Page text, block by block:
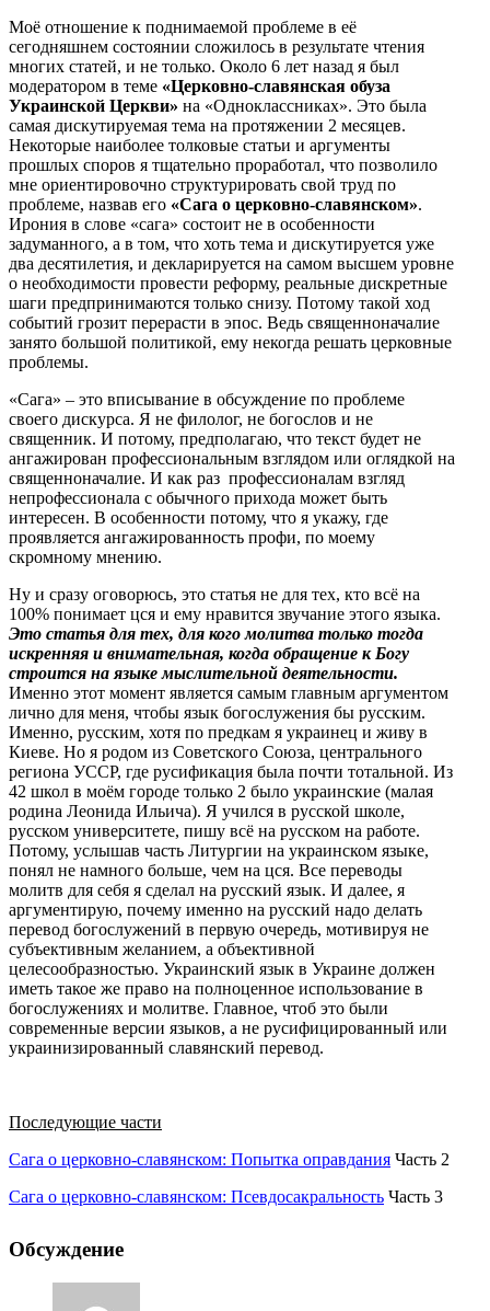
Моё отношение к поднимаемой проблеме в её
сегодняшнем состоянии сложилось в результате чтения
многих статей, и не только. Около 6 лет назад я был
модератором в теме «Церковно-славянская обуза
Украинской Церкви» на «Одноклассниках». Это была
самая дискутируемая тема на протяжении 2 месяцев.
Некоторые наиболее толковые статьи и аргументы
прошлых споров я тщательно проработал, что позволило
мне ориентировочно структурировать свой труд по
проблеме, назвав его «Сага о церковно-славянском».
Ирония в слове «сага» состоит не в особенности
задуманного, а в том, что хоть тема и дискутируется уже
два десятилетия, и декларируется на самом высшем уровне
о необходимости провести реформу, реальные дискретные
шаги предпринимаются только снизу. Потому такой ход
событий грозит перерасти в эпос. Ведь священноначалие
занято большой политикой, ему некогда решать церковные
проблемы.
«Сага» – это вписывание в обсуждение по проблеме
своего дискурса. Я не филолог, не богослов и не
священник. И потому, предполагаю, что текст будет не
ангажирован профессиональным взглядом или оглядкой на
священноначалие. И как раз профессионалам взгляд
непрофессионала с обычного прихода может быть
интересен. В особенности потому, что я укажу, где
проявляется ангажированность профи, по моему
скромному мнению.
Ну и сразу оговорюсь, это статья не для тех, кто всё на
100% понимает цся и ему нравится звучание этого языка.
Это статья для тех, для кого молитва только тогда
искренняя и внимательная, когда обращение к Богу
строится на языке мыслительной деятельности.
Именно этот момент является самым главным аргументом
лично для меня, чтобы язык богослужения бы русским.
Именно, русским, хотя по предкам я украинец и живу в
Киеве. Но я родом из Советского Союза, центрального
региона УССР, где русификация была почти тотальной. Из
42 школ в моём городе только 2 было украинские (малая
родина Леонида Ильича). Я учился в русской школе,
русском университете, пишу всё на русском на работе.
Потому, услышав часть Литургии на украинском языке,
понял не намного больше, чем на цся. Все переводы
молитв для себя я сделал на русский язык. И далее, я
аргументирую, почему именно на русский надо делать
перевод богослужений в первую очередь, мотивируя не
субъективным желанием, а объективной
целесообразностью. Украинский язык в Украине должен
иметь такое же право на полноценное использование в
богослужениях и молитве. Главное, чтоб это были
современные версии языков, а не русифицированный или
украинизированный славянский перевод.
Последующие части
Сага о церковно-славянском: Попытка оправдания Часть 2
Сага о церковно-славянском: Псевдосакральность Часть 3
Обсуждение